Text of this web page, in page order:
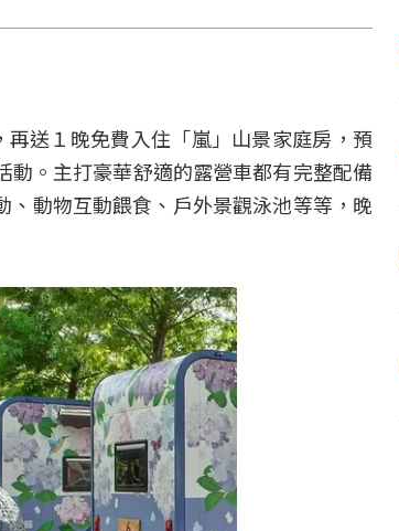
送１晚免費入住「嵐」山景家庭房，預
。主打豪華舒適的露營車都有完整配備
動物互動餵食、戶外景觀泳池等等，晚